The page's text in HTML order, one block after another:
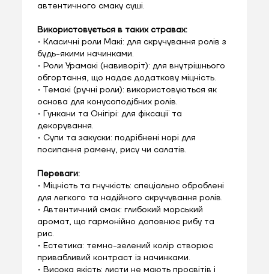
автентичного смаку суші.
Використовується в таких стравах:
• Класичні роли Макі: для скручування ролів з
будь-якими начинками.
• Роли Урамакі (навиворіт): для внутрішнього
обгортання, що надає додаткову міцність.
• Темакі (ручні роли): використовуються як
основа для конусоподібних ролів.
• Гункани та Онігірі: для фіксації та
декорування.
• Супи та закуски: подрібнені норі для
посипання рамену, рису чи салатів.
Переваги:
• Міцність та гнучкість: спеціально оброблені
для легкого та надійного скручування ролів.
• Автентичний смак: глибокий морський
аромат, що гармонійно доповнює рибу та
рис.
• Естетика: темно-зелений колір створює
привабливий контраст із начинками.
• Висока якість: листи не мають просвітів і